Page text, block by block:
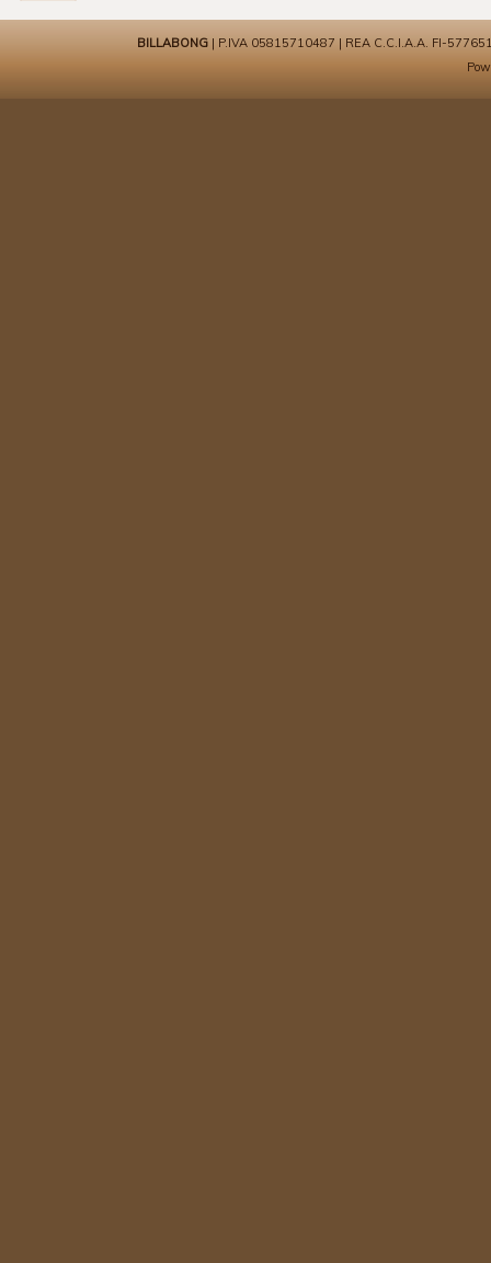
BILLABONG | P.IVA 05815710487 | REA C.C.I.A.A. FI-